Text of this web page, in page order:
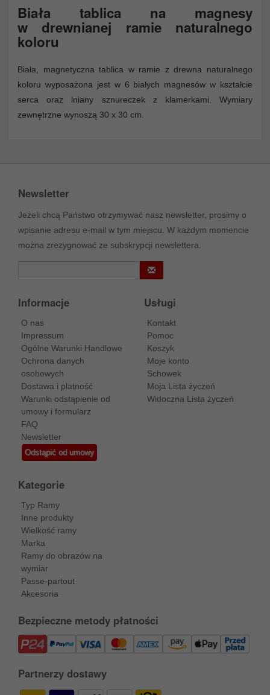
Biała tablica na magnesy
w drewnianej ramie naturalnego
koloru
Biała, magnetyczna tablica w ramie z drewna naturalnego
koloru wyposażona jest w 6 białych magnesów w kształcie
serca oraz lniany sznureczek z klamerkami. Wymiary
zewnętrzne wynoszą 30 x 30 cm.
Newsletter
Jeżeli chcą Państwo otrzymywać nasz newsletter, prosimy o
wpisanie adresu e-mail w tym miejscu. W każdym momencie
można zrezygnować ze subskrypcji newslettera.
Informacje
O nas
Impressum
Ogólne Warunki Handlowe
Ochrona danych
osobowych
Dostawa i platność
Warunki odstąpienie od
umowy i formularz
FAQ
Newsletter
Odstąpić od umowy
Usługi
Kontakt
Pomoc
Koszyk
Moje konto
Schowek
Moja Lista życzeń
Widoczna Lista życzeń
Kategorie
Typ Ramy
Inne produkty
Wielkość ramy
Marka
Ramy do obrazów na
wymiar
Passe-partout
Akcesoria
Bezpieczne metody płatności
Partnerzy dostawy